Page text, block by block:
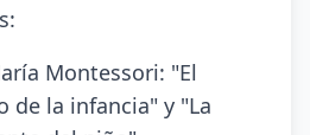
Montessori: "El
de la infancia" y "La